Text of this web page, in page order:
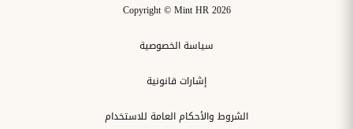
Copyright © Mint HR 2026
سياسة الخصوصية
إشارات قانونية
الشروط والأحكام العامة للاستخدام